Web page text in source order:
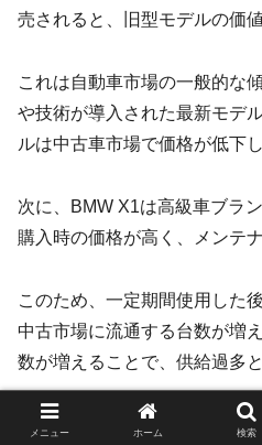
売されると、旧型モデルの価
これは自動車市場の一般的な
や技術が導入された最新モデ
ルは中古車市場で価格が低下し
次に、BMW X1は高級車ブラ
購入時の価格が高く、メンテ
このため、一定期間使用した
中古市場に流通する台数が増
数が増えることで、供給過多
さらに、BMW X1は高性能な
メニュー ホーム 検索